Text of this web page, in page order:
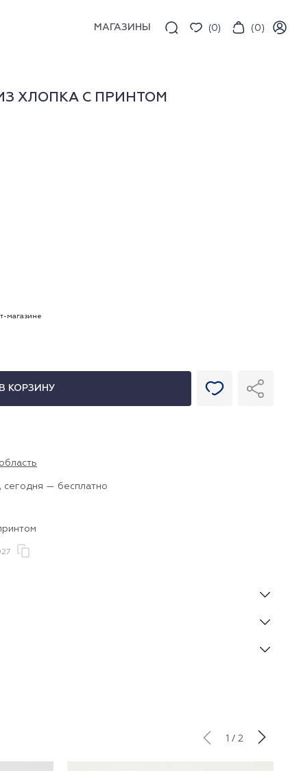
МАГАЗИНЫ (0) (0)
ХЛОПКА С ПРИНТОМ
магазине
В КОРЗИНУ
сегодня — бесплатно
1 / 2